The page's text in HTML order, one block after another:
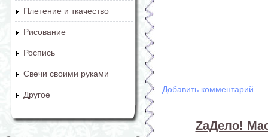
Плетение и ткачество
Рисование
Роспись
Свечи своими руками
Другое
Добавить комментарий
ZaДело!